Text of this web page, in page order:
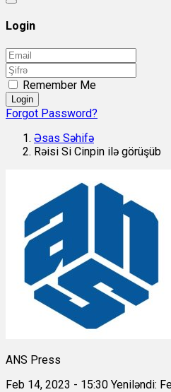
Login
Remember Me
Login
Forgot Password?
Əsas Səhifə
Rəisi Si Cinpin ilə görüşüb
ANS Press
Feb 14, 2023 - 15:30 Yeniləndi: